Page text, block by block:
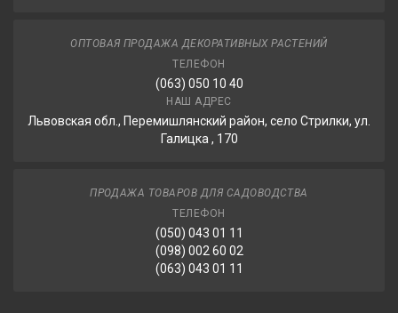
ОПТОВАЯ ПРОДАЖА ДЕКОРАТИВНЫХ РАСТЕНИЙ
ТЕЛЕФОН
(063) 050 10 40
НАШ АДРЕС
Львовская обл., Перемишлянский район, село Стрилки, ул.
Галицка , 170
ПРОДАЖА ТОВАРОВ ДЛЯ САДОВОДСТВА
ТЕЛЕФОН
(050) 043 01 11
(098) 002 60 02
(063) 043 01 11